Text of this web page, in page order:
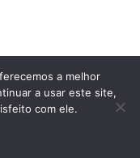
a melhor
a usar este site,
com ele.